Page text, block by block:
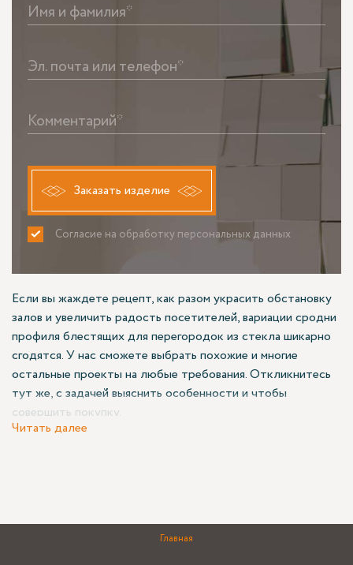
Имя и фамилия*
Эл. почта или телефон*
Комментарий*
Заказать изделие
Согласие на обработку персональных данных
ПРИНИМАЮ НЕ ПРИНИМАЮ
Если вы жаждете рецепт, как разом украсить обстановку
залов и увеличить радость посетителей, вариации сродни
профиля блестящих для перегородок из стекла шикарно
сгодятся. У нас сможете выбрать похожие и многие
остальные проекты на любые требования. Откликнитесь
тут же, с задачей выяснить особенности и чтобы
совершить покупку.
продвинутых и лишь визуальных. Понятный образчик —
Читать далее
Главная